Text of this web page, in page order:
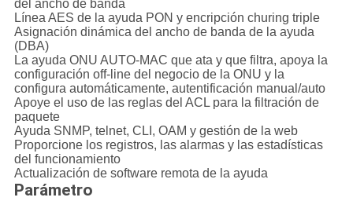
del ancho de banda
Línea AES de la ayuda PON y encripción churing triple
Asignación dinámica del ancho de banda de la ayuda
(DBA)
La ayuda ONU AUTO-MAC que ata y que filtra, apoya la
configuración off-line del negocio de la ONU y la
configura automáticamente, autentificación manual/auto
Apoye el uso de las reglas del ACL para la filtración de
paquete
Ayuda SNMP, telnet, CLI, OAM y gestión de la web
Proporcione los registros, las alarmas y las estadísticas
del funcionamiento
Actualización de software remota de la ayuda
Parámetro